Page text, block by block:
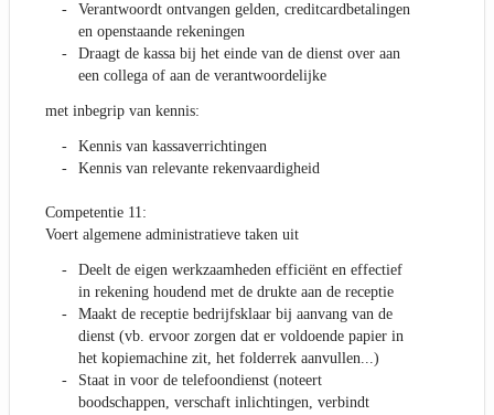
Verantwoordt ontvangen gelden, creditcardbetalingen
en openstaande rekeningen
Draagt de kassa bij het einde van de dienst over aan
een collega of aan de verantwoordelijke
met inbegrip van kennis:
Kennis van kassaverrichtingen
Kennis van relevante rekenvaardigheid
Competentie 11:
Voert algemene administratieve taken uit
Deelt de eigen werkzaamheden efficiënt en effectief
in rekening houdend met de drukte aan de receptie
Maakt de receptie bedrijfsklaar bij aanvang van de
dienst (vb. ervoor zorgen dat er voldoende papier in
het kopiemachine zit, het folderrek aanvullen...)
Staat in voor de telefoondienst (noteert
boodschappen, verschaft inlichtingen, verbindt